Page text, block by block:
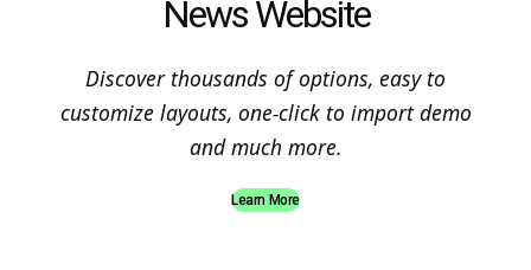
News Website
Discover thousands of options, easy to
customize layouts, one-click to import demo
and much more.
Learn More